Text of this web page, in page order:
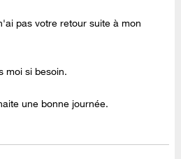
pas votre retour suite à mon
moi si besoin.
une bonne journée.